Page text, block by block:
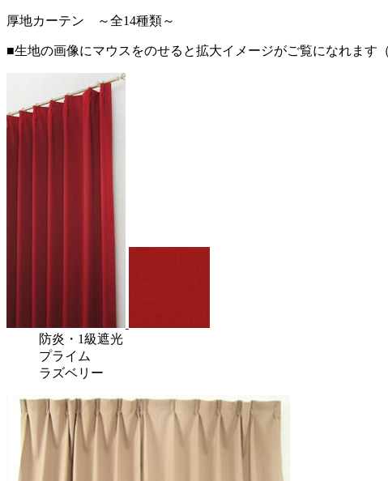
厚地カーテン ～全14種類～
■生地の画像にマウスをのせると拡大イメージがご覧になれま
防炎 ・ 1級遮光
プライム
ラズベリー